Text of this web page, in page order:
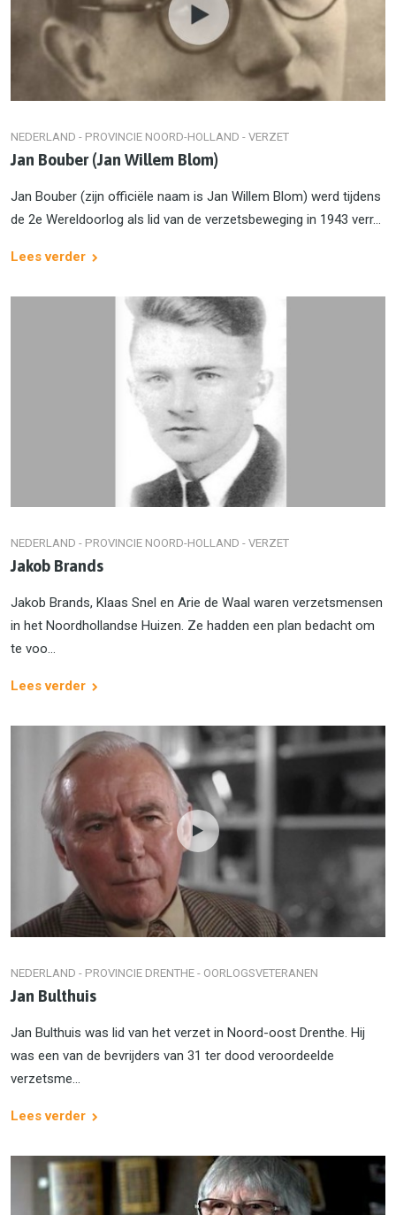
NEDERLAND - PROVINCIE NOORD-HOLLAND - VERZET
Jan Bouber (Jan Willem Blom)
Jan Bouber (zijn officiële naam is Jan Willem Blom) werd tijdens
de 2e Wereldoorlog als lid van de verzetsbeweging in 1943 verr...
Lees verder
NEDERLAND - PROVINCIE NOORD-HOLLAND - VERZET
Jakob Brands
Jakob Brands, Klaas Snel en Arie de Waal waren verzetsmensen
in het Noordhollandse Huizen. Ze hadden een plan bedacht om
te voo...
Lees verder
NEDERLAND - PROVINCIE DRENTHE - OORLOGSVETERANEN
Jan Bulthuis
Jan Bulthuis was lid van het verzet in Noord-oost Drenthe. Hij
was een van de bevrijders van 31 ter dood veroordeelde
verzetsme...
Lees verder